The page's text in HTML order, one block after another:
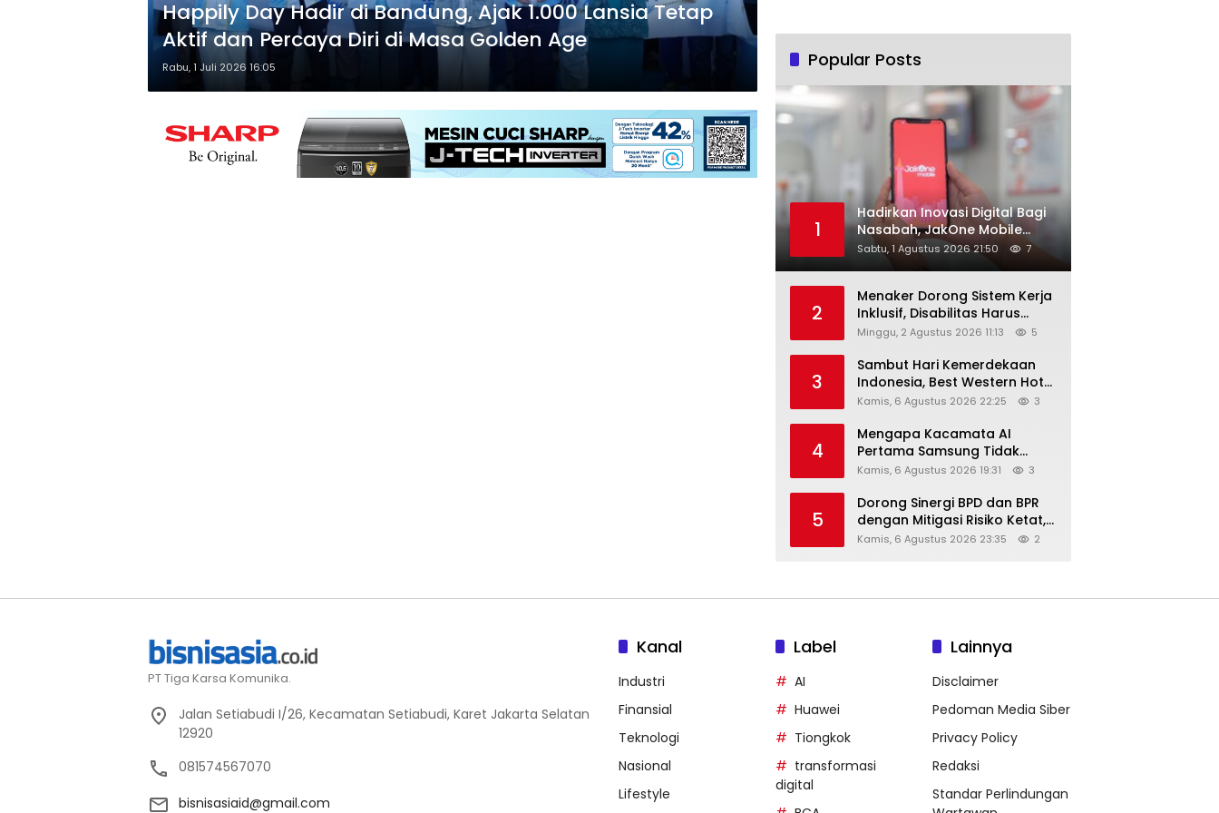
Happily Day Hadir di Bandung, Ajak 1.000 Lansia Tetap
Aktif dan Percaya Diri di Masa Golden Age
Rabu, 1 Juli 2026 16:05 Popular Posts
1
Hadirkan Inovasi Digital Bagi
Nasabah, JakOne Mobile
Antar Bank Jakarta Sukses
Raih Digital Excellence
Sabtu, 1 Agustus 2026 21:50 7
2
Menaker Dorong Sistem Kerja
Inklusif, Disabilitas Harus
Dapat Kesempatan Setara
Minggu, 2 Agustus 2026 11:13 5
3
Sambut Hari Kemerdekaan
Indonesia, Best Western Hotel
Hadirkan The Freedom Stay
Kamis, 6 Agustus 2026 22:25 3
4
Mengapa Kacamata AI
Pertama Samsung Tidak
Dibekali Layar?
Kamis, 6 Agustus 2026 19:31 3
5
Dorong Sinergi BPD dan BPR
dengan Mitigasi Risiko Ketat,
Ini Penjelasan Ketum
Kamis, 6 Agustus 2026 23:35 2
PT Tiga Karsa Komunika.
Jalan Setiabudi I/26, Kecamatan Setiabudi, Karet Jakarta Selatan
12920
081574567070
bisnisasiaid@gmail.com
Kanal
Industri
Finansial
Teknologi
Nasional
Lifestyle
Label
AI
Huawei
Tiongkok
transformasi
digital
Lainnya
Disclaimer
Pedoman Media Siber
Privacy Policy
Redaksi
Standar Perlindungan